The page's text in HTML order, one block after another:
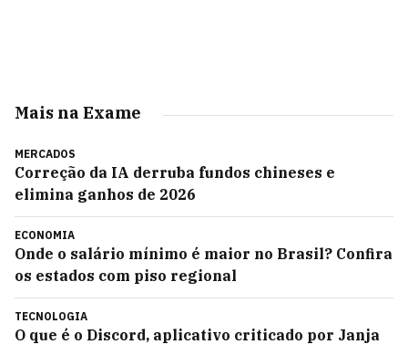
Mais na Exame
MERCADOS
Correção da IA derruba fundos chineses e
elimina ganhos de 2026
ECONOMIA
Onde o salário mínimo é maior no Brasil? Confira
os estados com piso regional
TECNOLOGIA
O que é o Discord, aplicativo criticado por Janja